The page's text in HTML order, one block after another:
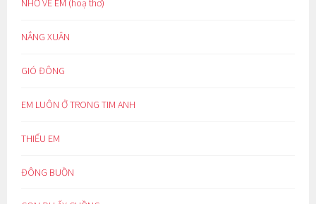
NHỚ VỀ EM (hoạ thơ)
NẮNG XUÂN
GIÓ ĐÔNG
EM LUÔN Ở TRONG TIM ANH
THIẾU EM
ĐÔNG BUỒN